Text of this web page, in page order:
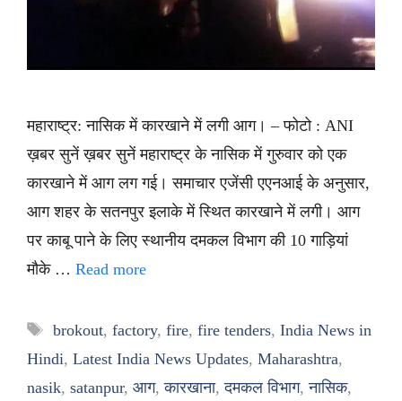
महाराष्ट्र: नासिक में कारखाने में लगी आग। – फोटो : ANI
ख़बर सुनें ख़बर सुनें महाराष्ट्र के नासिक में गुरुवार को एक
कारखाने में आग लग गई। समाचार एजेंसी एएनआई के अनुसार,
आग शहर के सतनपुर इलाके में स्थित कारखाने में लगी। आग
पर काबू पाने के लिए स्थानीय दमकल विभाग की 10 गाड़ियां
मौके … Read more
Tags
brokout, factory, fire, fire tenders, India News in
Hindi, Latest India News Updates, Maharashtra,
nasik, satanpur, आग,कारखाना,दमकल विभाग,नासिक,